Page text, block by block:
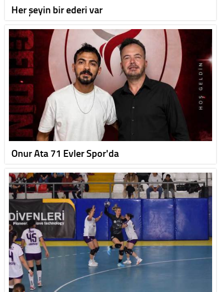
Her şeyin bir ederi var
Onur Ata 71 Evler Spor'da